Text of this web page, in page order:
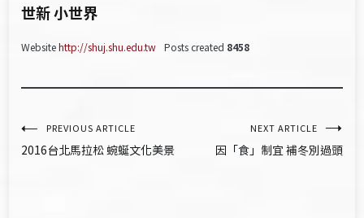
世新 小世界
Websitehttp://shuj.shu.edu.tw Posts created 8458
文
章
PREVIOUS ARTICLE
2016台北馬拉松 蜿蜒文化美景
NEXT ARTICLE
因「食」制宜 補冬別過頭